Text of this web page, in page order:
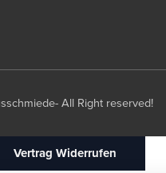
All Right reserved!
Vertrag Widerrufen